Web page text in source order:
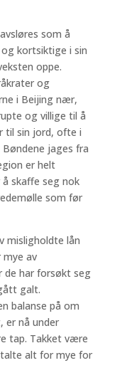
som å
kortsiktige i sin
oppe.
og
i Beijing nær,
og villige til å
til sin jord, ofte i
jages fra
er helt
skaffe seg nok
som før
misligholdte lån
av
de har forsøkt seg
galt.
balanse på om
er nå under
tap. Takket være
alt for mye for